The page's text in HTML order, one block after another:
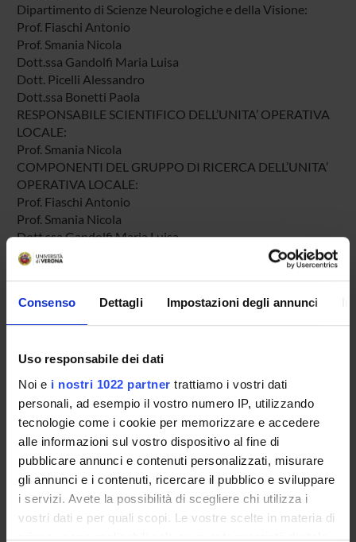
Consenso Dettagli Impostazioni degli annunci
Uso responsabile dei dati
Noi e i nostri 1022 partner trattiamo i vostri dati
personali, ad esempio il vostro numero IP, utilizzando
tecnologie come i cookie per memorizzare e accedere
alle informazioni sul vostro dispositivo al fine di
pubblicare annunci e contenuti personalizzati, misurare
gli annunci e i contenuti, ricercare il pubblico e sviluppare
i servizi. Avete la possibilità di scegliere chi utilizza i
vostri dati e per quali scopi. Le vostre scelte in materia di
privacy sono applicabili solo su questa proprietà digitale
Dipartimento di Scienze Neurologiche e della Visione:
Prof. Fiaschi Antonio
Prof. Smania Nicola
Dott.ssa Gandolfi Maria Luisa
Dott. Picelli Alessandro
Dott.ssa Bonetti Paola
RESPONSABILE SCIENTIFICO DELL’UNITA’ OPERATIVA
LOCALE:
Prof. Smania Nicola
COMPONENTI DEL GRUPPO DI RICERCA DELL’UNITA’
OPERATIVA LOCALE:
Prof. Fiaschi Antonio
Prof. Smania Nicola
Dott.ssa Gandolfi Maria Luisa
Dott. Picelli Alessandro
Dott.ssa Bonetti Paola
Sviluppare nuove strategie riabilitative e tecnologiche
mirate al massimo sfruttamento del potenziale di recupero
Fondazione Cariverona
Funds:assigned and managed by the department
Fondazione Cariverona
Funds:assigned and managed by the department